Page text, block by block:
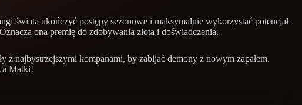
świata ukończyć postępy sezonowe i maksymalnie wykorzystać potencjał
ona premię do zdobywania złota i doświadczenia.
z najbystrzejszymi kompanami, by zabijać demony z nowym zapałem.
Matki!